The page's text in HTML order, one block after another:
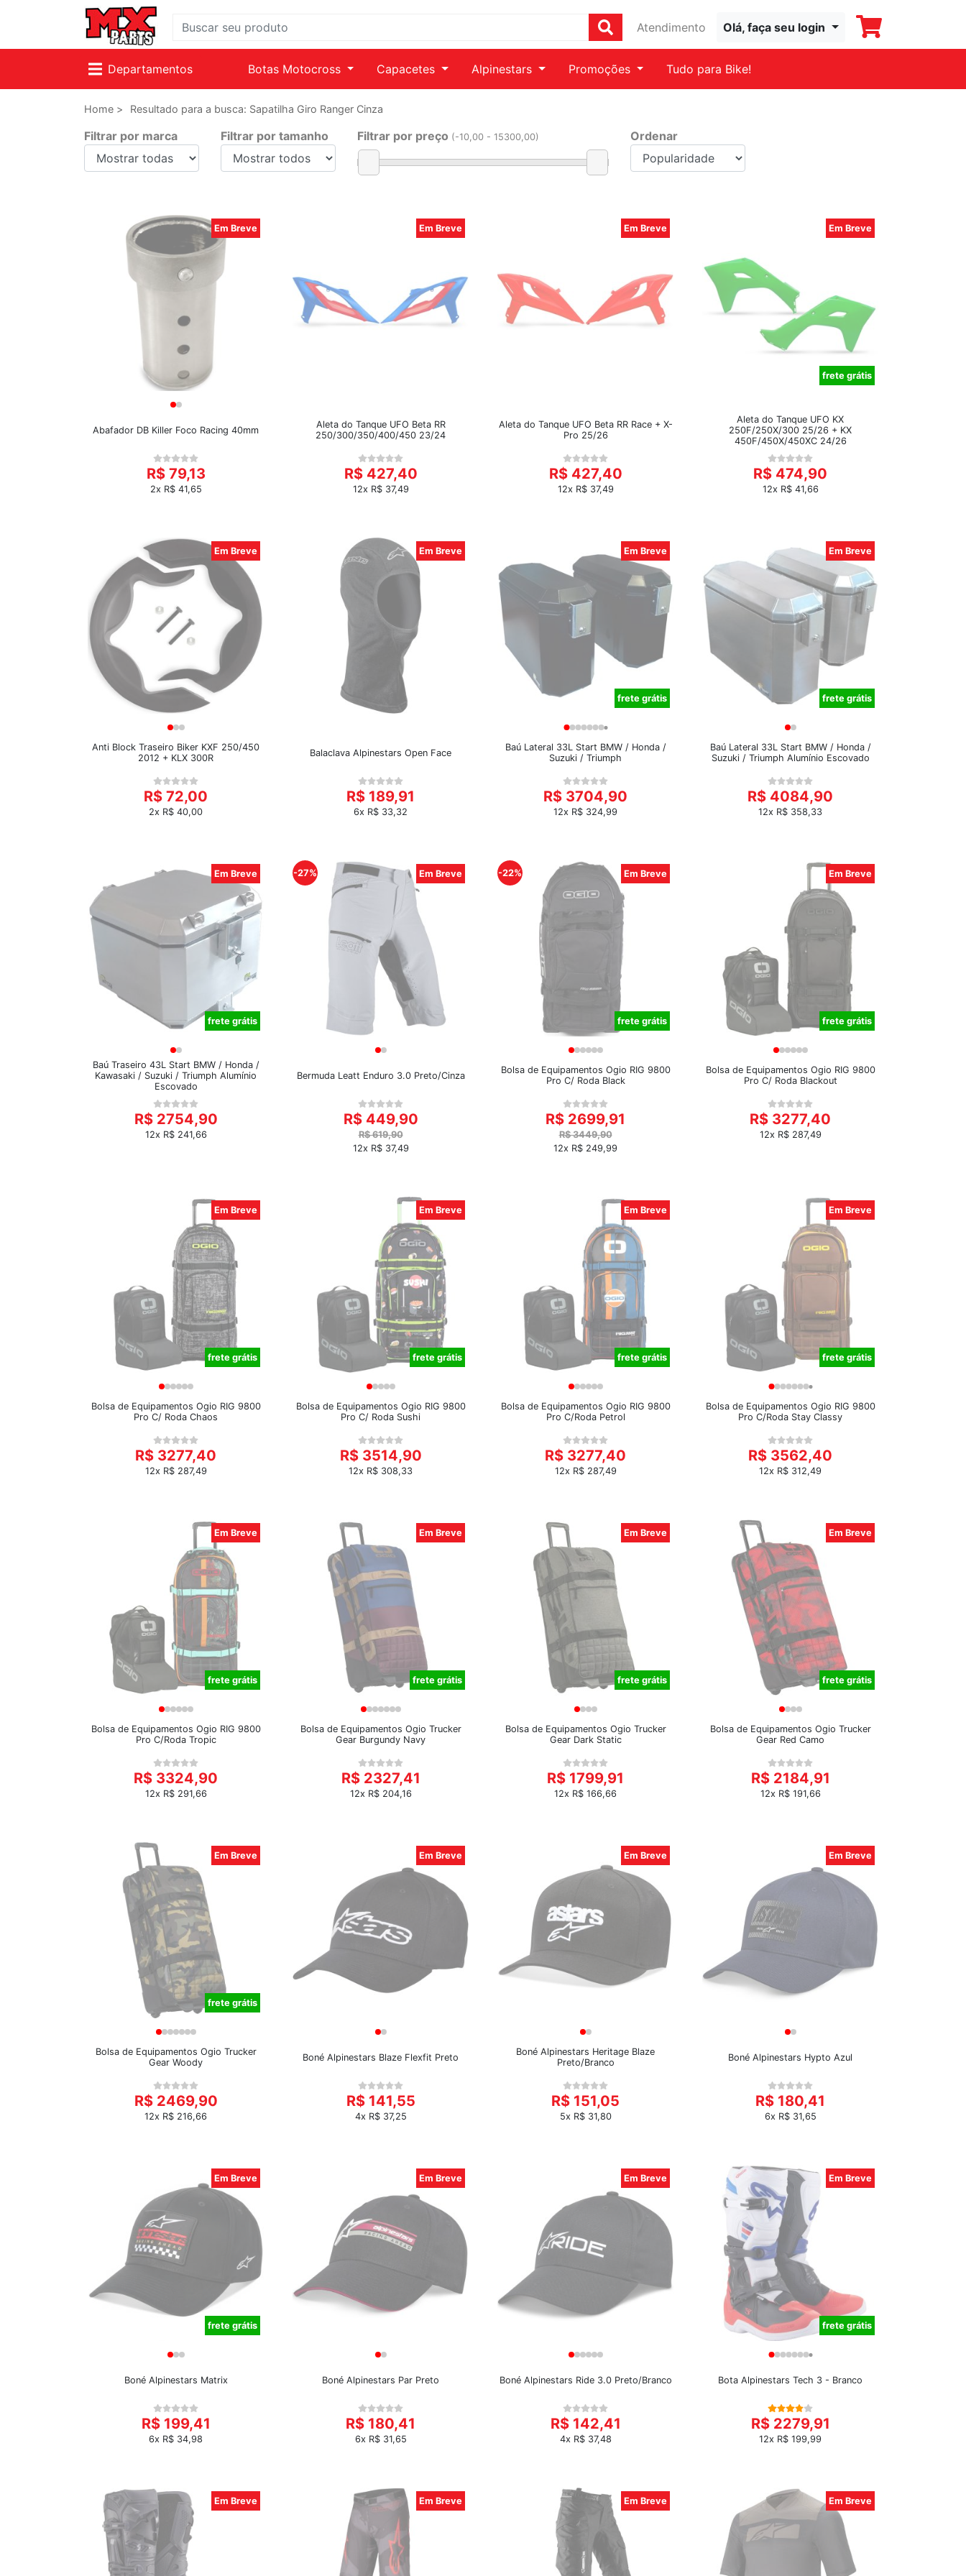
Atendimento Olá, faça seu login
Departamentos Botas Motocross Capacetes Alpinestars Promoções Tudo para Bike!
Home > Resultado para a busca: Sapatilha Giro Ranger Cinza
Filtrar por marca Filtrar por tamanho Filtrar por preço (-10,00 - 15300,00) Ordenar
Em Breve
Abafador DB Killer Foco Racing 40mm
R$ 79,13
2x R$ 41,65
Em Breve
Aleta do Tanque UFO Beta RR
250/300/350/400/450 23/24
R$ 427,40
12x R$ 37,49
Em Breve
Aleta do Tanque UFO Beta RR Race + X-
Pro 25/26
R$ 427,40
12x R$ 37,49
Em Breve
frete grátis
Aleta do Tanque UFO KX
250F/250X/300 25/26 + KX
450F/450X/450XC 24/26
R$ 474,90
12x R$ 41,66
Em Breve
Anti Block Traseiro Biker KXF 250/450
2012 + KLX 300R
R$ 72,00
2x R$ 40,00
Em Breve
Balaclava Alpinestars Open Face
R$ 189,91
6x R$ 33,32
Em Breve
frete grátis
Baú Lateral 33L Start BMW / Honda /
Suzuki / Triumph
R$ 3704,90
12x R$ 324,99
Em Breve
frete grátis
Baú Lateral 33L Start BMW / Honda /
Suzuki / Triumph Alumínio Escovado
R$ 4084,90
12x R$ 358,33
Em Breve
frete grátis
Baú Traseiro 43L Start BMW / Honda /
Kawasaki / Suzuki / Triumph Alumínio
Escovado
R$ 2754,90
12x R$ 241,66
-27% Em Breve
Bermuda Leatt Enduro 3.0 Preto/Cinza
R$ 449,90
R$ 619,90
12x R$ 37,49
-22% Em Breve
frete grátis
Bolsa de Equipamentos Ogio RIG 9800
Pro C/ Roda Black
R$ 2699,91
R$ 3449,90
12x R$ 249,99
Em Breve
frete grátis
Bolsa de Equipamentos Ogio RIG 9800
Pro C/ Roda Blackout
R$ 3277,40
12x R$ 287,49
Em Breve
frete grátis
Bolsa de Equipamentos Ogio RIG 9800
Pro C/ Roda Chaos
R$ 3277,40
12x R$ 287,49
Em Breve
frete grátis
Bolsa de Equipamentos Ogio RIG 9800
Pro C/ Roda Sushi
R$ 3514,90
12x R$ 308,33
Em Breve
frete grátis
Bolsa de Equipamentos Ogio RIG 9800
Pro C/Roda Petrol
R$ 3277,40
12x R$ 287,49
Em Breve
frete grátis
Bolsa de Equipamentos Ogio RIG 9800
Pro C/Roda Stay Classy
R$ 3562,40
12x R$ 312,49
Em Breve
frete grátis
Bolsa de Equipamentos Ogio RIG 9800
Pro C/Roda Tropic
R$ 3324,90
12x R$ 291,66
Em Breve
frete grátis
Bolsa de Equipamentos Ogio Trucker
Gear Burgundy Navy
R$ 2327,41
12x R$ 204,16
Em Breve
frete grátis
Bolsa de Equipamentos Ogio Trucker
Gear Dark Static
R$ 1799,91
12x R$ 166,66
Em Breve
frete grátis
Bolsa de Equipamentos Ogio Trucker
Gear Red Camo
R$ 2184,91
12x R$ 191,66
Em Breve
frete grátis
Bolsa de Equipamentos Ogio Trucker
Gear Woody
R$ 2469,90
12x R$ 216,66
Em Breve
Boné Alpinestars Blaze Flexfit Preto
R$ 141,55
4x R$ 37,25
Em Breve
Boné Alpinestars Heritage Blaze
Preto/Branco
R$ 151,05
5x R$ 31,80
Em Breve
Boné Alpinestars Hypto Azul
R$ 180,41
6x R$ 31,65
Em Breve
frete grátis
Boné Alpinestars Matrix
R$ 199,41
6x R$ 34,98
Em Breve
Boné Alpinestars Par Preto
R$ 180,41
6x R$ 31,65
Em Breve
Boné Alpinestars Ride 3.0 Preto/Branco
R$ 142,41
4x R$ 37,48
Em Breve
frete grátis
Bota Alpinestars Tech 3 - Branco
R$ 2279,91
12x R$ 199,99
Em Breve Em Breve Em Breve Em Breve